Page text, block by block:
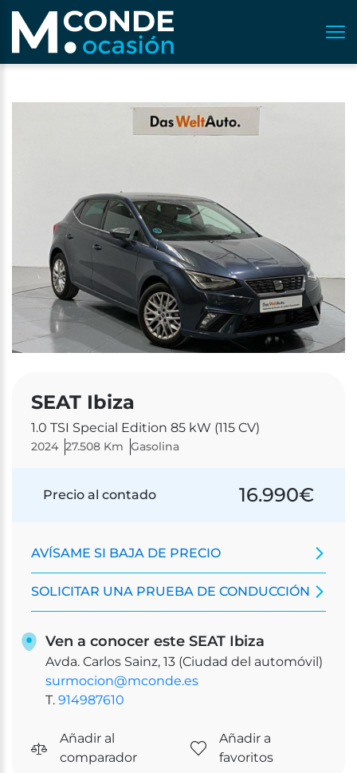
SEAT Ibiza
1.0 TSI Special Edition 85 kW (115 CV)
2024 27.508 Km Gasolina
Precio al contado 16.990€
AVÍSAME SI BAJA DE PRECIO
SOLICITAR UNA PRUEBA DE CONDUCCIÓN
Ven a conocer este SEAT Ibiza
Avda. Carlos Sainz, 13 (Ciudad del automóvil)
surmocion@mconde.es
T. 914987610
Añadir al
comparador
Añadir a
favoritos